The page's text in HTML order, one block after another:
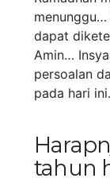
dapat
Amin…
persoalan
pada hari
tahun